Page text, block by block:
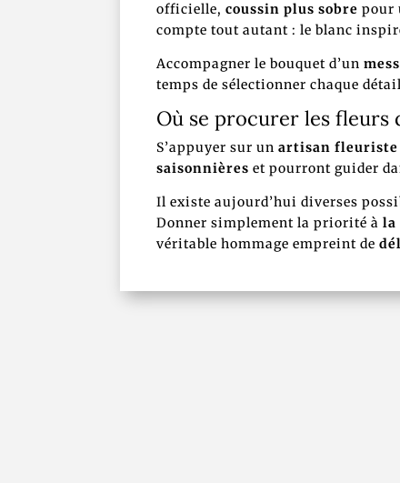
officielle, coussin plus sobre pour
compte tout autant : le blanc
Accompagner le bouquet d’un
temps de sélectionner chaque
Où se procurer les fleurs
S’appuyer sur un artisan fleuriste
saisonnières et pourront guider
Il existe aujourd’hui diverses
Donner simplement la priorité à la
véritable hommage empreint de